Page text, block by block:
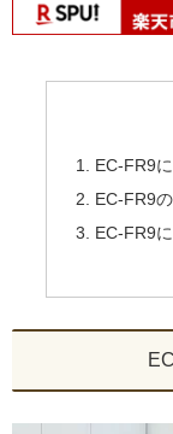
EC-FR9
EC-FR9
EC-FR9